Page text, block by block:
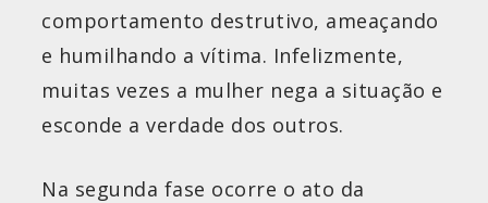
comportamento destrutivo, ameaçando
e humilhando a vítima. Infelizmente,
muitas vezes a mulher nega a situação e
esconde a verdade dos outros.
Na segunda fase ocorre o ato da